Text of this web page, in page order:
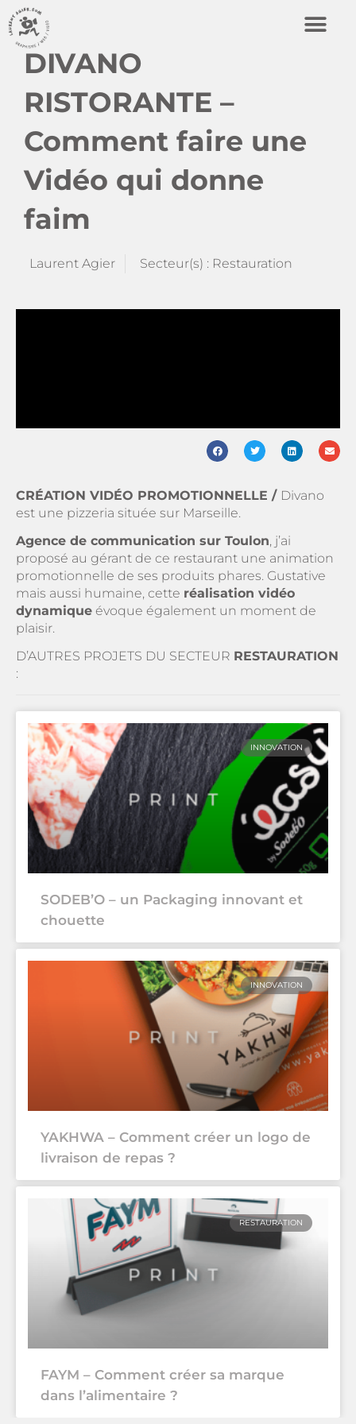
DIVANO
RISTORANTE –
Comment faire une
Vidéo qui donne
faim
Laurent Agier Secteur(s) : Restauration
CRÉATION VIDÉO PROMOTIONNELLE / Divano
est une pizzeria située sur Marseille.
Agence de communication sur Toulon, j’ai
proposé au gérant de ce restaurant une animation
promotionnelle de ses produits phares. Gustative
mais aussi humaine, cette réalisation vidéo
dynamique évoque également un moment de
plaisir.
D’AUTRES PROJETS DU SECTEUR RESTAURATION
:
INNOVATION
SODEB’O – un Packaging innovant et
chouette
INNOVATION
YAKHWA – Comment créer un logo de
livraison de repas ?
RESTAURATION
FAYM – Comment créer sa marque
dans l’alimentaire ?